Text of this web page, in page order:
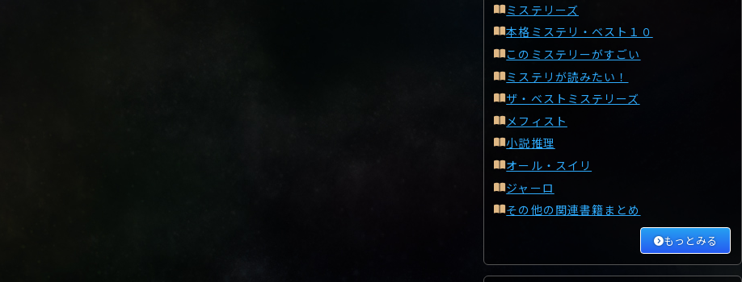
ミステリーズ
本格ミステリ・ベスト１０
このミステリーがすごい
ミステリが読みたい！
ザ・ベストミステリーズ
メフィスト
小説推理
オール・スイリ
ジャーロ
その他の関連書籍まとめ
もっとみる